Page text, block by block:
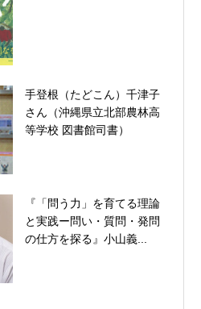
手登根（たどこん）千津子
さん（沖縄県立北部農林高
等学校 図書館司書）
『「問う力」を育てる理論
と実践ー問い・質問・発問
の仕方を探る』小山義...